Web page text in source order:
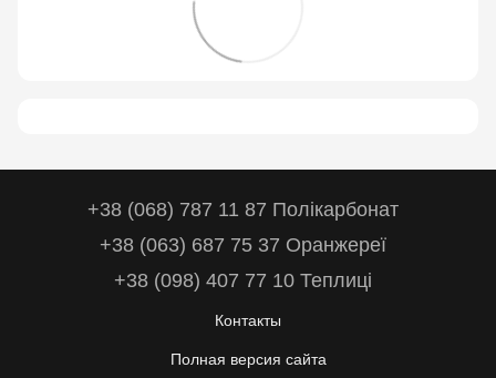
+38 (068) 787 11 87 Полікарбонат
+38 (063) 687 75 37 Оранжереї
+38 (098) 407 77 10 Теплиці
Контакты
Полная версия сайта